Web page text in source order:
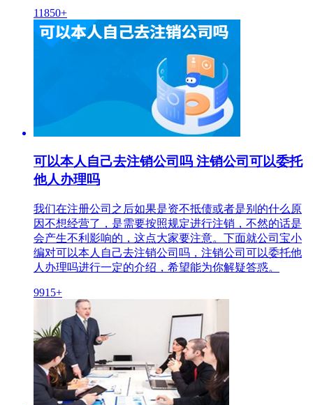
11850+
可以本人自己去注销公司吗 注销公司可以委托
他人办理吗
我们在注册公司之后如果是资不抵债或者是别的什么原
因不想经营了，是需要按照规定进行注销，不然的话是
会产生不利影响的，这点大家要注意。下面就公司宝小
编对可以本人自己去注销公司吗，注销公司可以委托他
人办理吗进行一定的介绍，希望能为你解疑答惑。
9915+